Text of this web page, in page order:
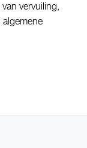
vervuiling,
algemene